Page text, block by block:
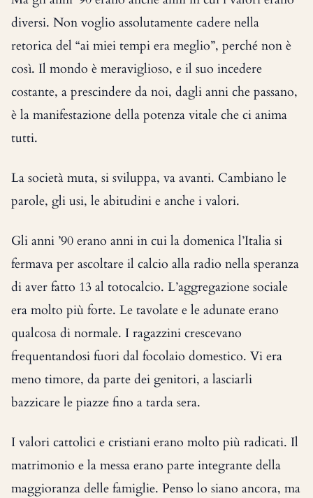
diversi. Non voglio assolutamente cadere nella
retorica del “ai miei tempi era meglio”, perché non è
così. Il mondo è meraviglioso, e il suo incedere
costante, a prescindere da noi, dagli anni che passano,
è la manifestazione della potenza vitale che ci anima
tutti.
La società muta, si sviluppa, va avanti. Cambiano le
parole, gli usi, le abitudini e anche i valori.
Gli anni ’90 erano anni in cui la domenica l’Italia si
fermava per ascoltare il calcio alla radio nella speranza
di aver fatto 13 al totocalcio. L’aggregazione sociale
era molto più forte. Le tavolate e le adunate erano
qualcosa di normale. I ragazzini crescevano
frequentandosi fuori dal focolaio domestico. Vi era
meno timore, da parte dei genitori, a lasciarli
bazzicare le piazze fino a tarda sera.
I valori cattolici e cristiani erano molto più radicati. Il
matrimonio e la messa erano parte integrante della
maggioranza delle famiglie. Penso lo siano ancora, ma